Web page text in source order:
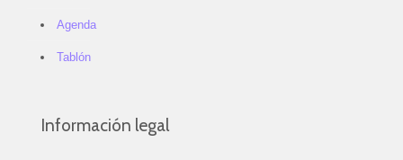
Agenda
Tablón
Información legal